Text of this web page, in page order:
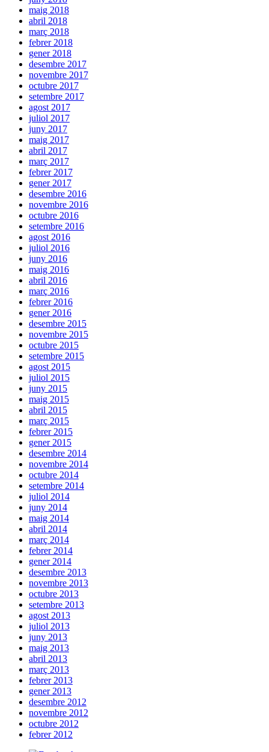
maig 2018
abril 2018
març 2018
febrer 2018
gener 2018
desembre 2017
novembre 2017
octubre 2017
setembre 2017
agost 2017
juliol 2017
juny 2017
maig 2017
abril 2017
març 2017
febrer 2017
gener 2017
desembre 2016
novembre 2016
octubre 2016
setembre 2016
agost 2016
juliol 2016
juny 2016
maig 2016
abril 2016
març 2016
febrer 2016
gener 2016
desembre 2015
novembre 2015
octubre 2015
setembre 2015
agost 2015
juliol 2015
juny 2015
maig 2015
abril 2015
març 2015
febrer 2015
gener 2015
desembre 2014
novembre 2014
octubre 2014
setembre 2014
juliol 2014
juny 2014
maig 2014
abril 2014
març 2014
febrer 2014
gener 2014
desembre 2013
novembre 2013
octubre 2013
setembre 2013
agost 2013
juliol 2013
juny 2013
maig 2013
abril 2013
març 2013
febrer 2013
gener 2013
desembre 2012
novembre 2012
octubre 2012
febrer 2012